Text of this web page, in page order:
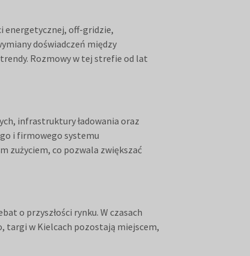
energetycznej, off-gridzie,
doświadczeń między
Rozmowy w tej strefie od lat
infrastruktury ładowania oraz
i firmowego systemu
zużyciem, co pozwala zwiększać
o przyszłości rynku. W czasach
targi w Kielcach pozostają miejscem,